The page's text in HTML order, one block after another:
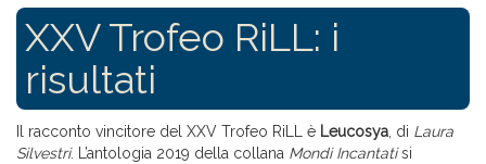
XXV Trofeo RiLL: i
risultati
Il racconto vincitore del XXV Trofeo RiLL è Leucosya , di Laura
Silvestri. L’antologia 2019 della collana Mondi Incantatisi